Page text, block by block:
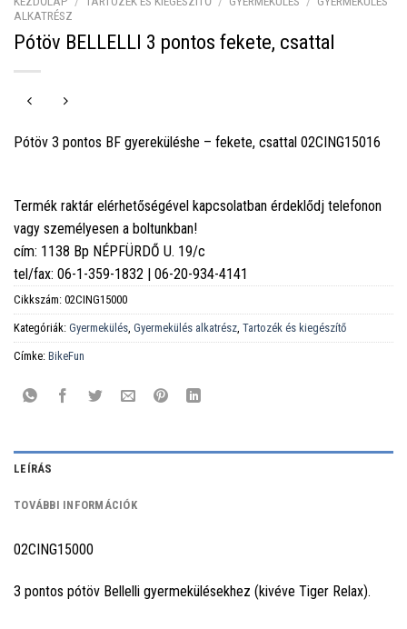
ALKATRÉSZ
Pótöv BELLELLI 3 pontos fekete, csattal
Pótöv 3 pontos BF gyereküléshe – fekete, csattal 02CING15016
Termék raktár elérhetőségével kapcsolatban érdeklődj telefonon
vagy személyesen a boltunkban!
cím: 1138 Bp NÉPFÜRDŐ U. 19/c
tel/fax: 06-1-359-1832 | 06-20-934-4141
Cikkszám: 02CING15000
Kategóriák: Gyermekülés, Gyermekülés alkatrész, Tartozék és kiegészítő
Címke: BikeFun
LEÍRÁS
TOVÁBBI INFORMÁCIÓK
02CING15000
3 pontos pótöv Bellelli gyermekülésekhez (kivéve Tiger Relax).